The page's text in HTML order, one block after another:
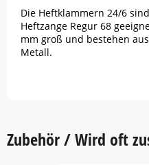
Die Heftklammern 24/6
Heftzange Regur 68
mm groß und bestehen
Metall.
Zubehör / Wird oft